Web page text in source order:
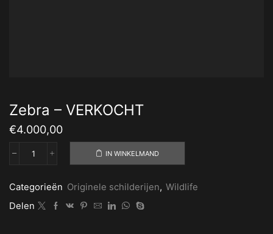
Zebra – VERKOCHT
€4.000,00
Zebra
aantal
IN WINKELMAND
Categorieën Originele schilderijen, Wildlife
Delen